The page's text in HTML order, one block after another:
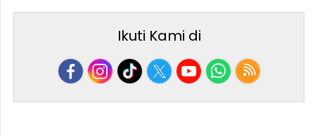
Ikuti Kami di